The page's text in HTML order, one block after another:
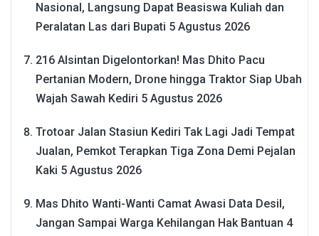
Nasional, Langsung Dapat Beasiswa Kuliah dan
Peralatan Las dari Bupati 5 Agustus 2026
216 Alsintan Digelontorkan! Mas Dhito Pacu
Pertanian Modern, Drone hingga Traktor Siap Ubah
Wajah Sawah Kediri 5 Agustus 2026
Trotoar Jalan Stasiun Kediri Tak Lagi Jadi Tempat
Jualan, Pemkot Terapkan Tiga Zona Demi Pejalan
Kaki 5 Agustus 2026
Mas Dhito Wanti-Wanti Camat Awasi Data Desil,
Jangan Sampai Warga Kehilangan Hak Bantuan 4